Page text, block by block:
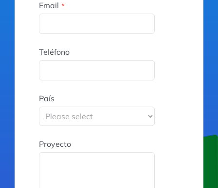
Email *
Teléfono
País
Proyecto